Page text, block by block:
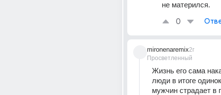
не матерился.
0
mironenaremix
Просветленный
2г
Жизнь его сама
люди в итоге
мужчин страдает в